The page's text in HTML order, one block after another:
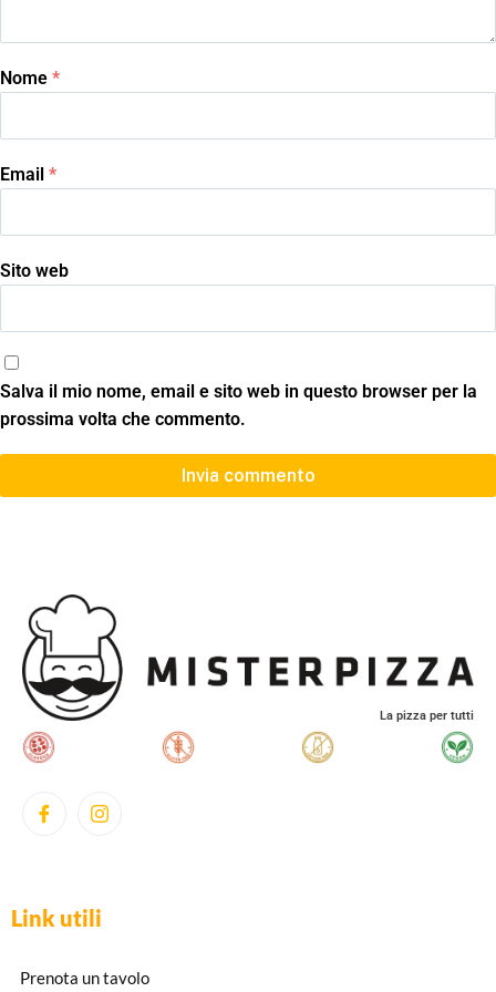
Nome *
Email *
Sito web
Salva il mio nome, email e sito web in questo browser per la
prossima volta che commento.
La pizza per tutti
Link utili
Prenota un tavolo